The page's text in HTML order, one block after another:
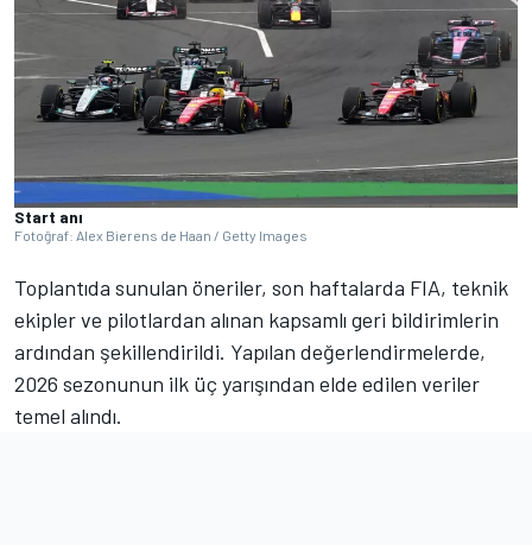
Start anı
Fotoğraf: Alex Bierens de Haan / Getty Images
Toplantıda sunulan öneriler, son haftalarda FIA, teknik
ekipler ve pilotlardan alınan kapsamlı geri bildirimlerin
ardından şekillendirildi. Yapılan değerlendirmelerde,
2026 sezonunun ilk üç yarışından elde edilen veriler
temel alındı.